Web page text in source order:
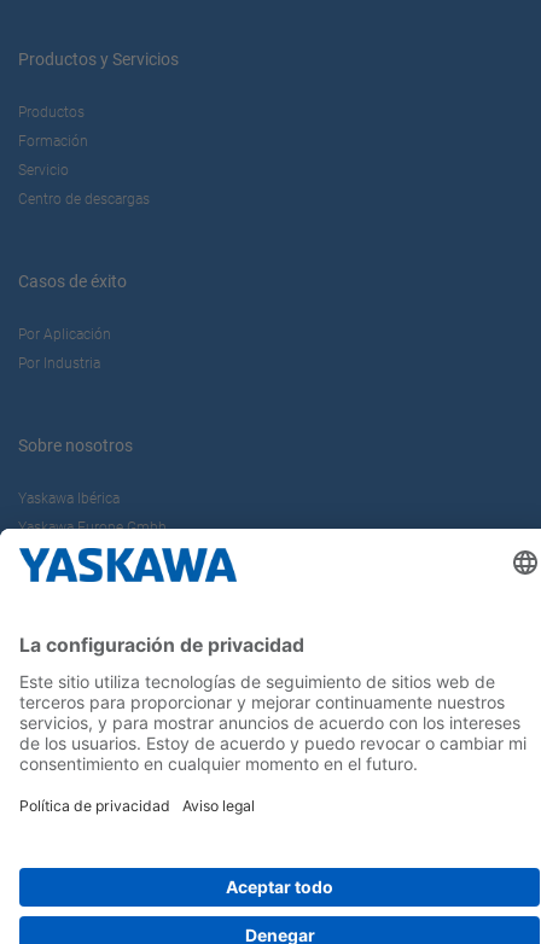
Productos y Servicios
Productos
Formación
Servicio
Centro de descargas
Casos de éxito
Por Aplicación
Por Industria
Sobre nosotros
Yaskawa Ibérica
Yaskawa Europe Gmbh
Contacto
¡Síguenos!
Términos y Condiciones
Aviso legal
Política de Privacidad
Cookie Choices
Whistleblowing